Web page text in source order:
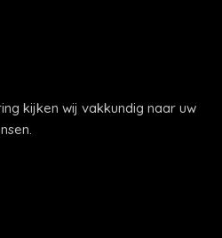
kijken wij vakkundig naar uw